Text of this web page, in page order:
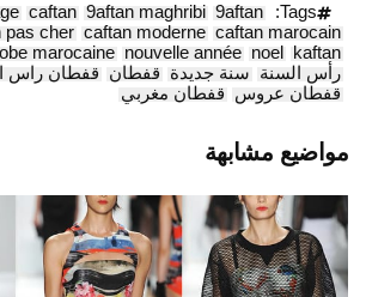
Tags:
9aftan
9aftan maghribi
caftan
caftan marocain
caftan moderne
pas cher
kaftan
noel
nouvelle année
marocaine
رأس السنة سنة جديدة قفطان قفطان راس
قفطان عروس قفطان مغربي
مواضيع مشابهة